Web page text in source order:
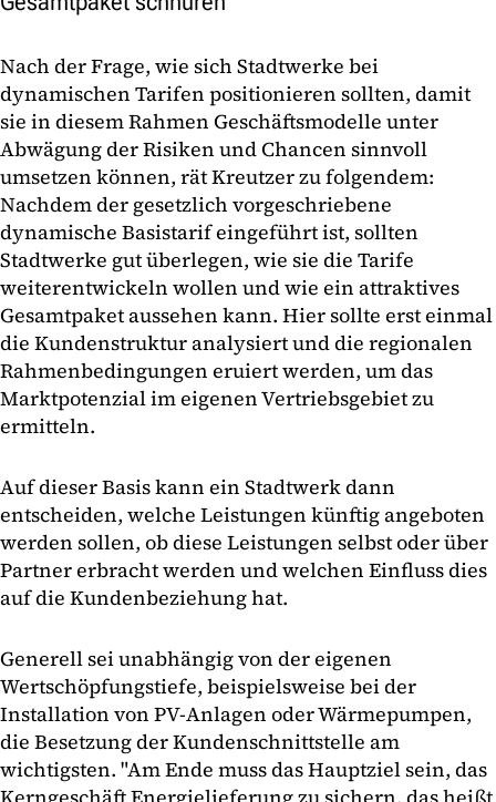
Nach der Frage, wie sich Stadtwerke bei
dynamischen Tarifen positionieren sollten, damit
sie in diesem Rahmen Geschäftsmodelle unter
Abwägung der Risiken und Chancen sinnvoll
umsetzen können, rät Kreutzer zu folgendem:
Nachdem der gesetzlich vorgeschriebene
dynamische Basistarif eingeführt ist, sollten
Stadtwerke gut überlegen, wie sie die Tarife
weiterentwickeln wollen und wie ein attraktives
Gesamtpaket aussehen kann. Hier sollte erst einmal
die Kundenstruktur analysiert und die regionalen
Rahmenbedingungen eruiert werden, um das
Marktpotenzial im eigenen Vertriebsgebiet zu
ermitteln.
Auf dieser Basis kann ein Stadtwerk dann
entscheiden, welche Leistungen künftig angeboten
werden sollen, ob diese Leistungen selbst oder über
Partner erbracht werden und welchen Einfluss dies
auf die Kundenbeziehung hat.
Generell sei unabhängig von der eigenen
Wertschöpfungstiefe, beispielsweise bei der
Installation von PV-Anlagen oder Wärmepumpen,
die Besetzung der Kundenschnittstelle am
wichtigsten. "Am Ende muss das Hauptziel sein, das